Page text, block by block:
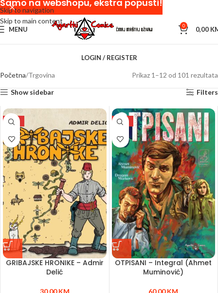
Skip to navigation
Skip to main content
MENU 0 0,00
LOGIN / REGISTER
Početna Trgovina Prikaz 1–12 od 101 rezultata
Show sidebar Filters
NEW
GRIBAJSKE HRONIKE – Admir
Delić
30,00KM
NEW
OTPISANI – Integral (Ahmet
Muminović)
60,00KM
Samo na webshopu, ekstra popusti!